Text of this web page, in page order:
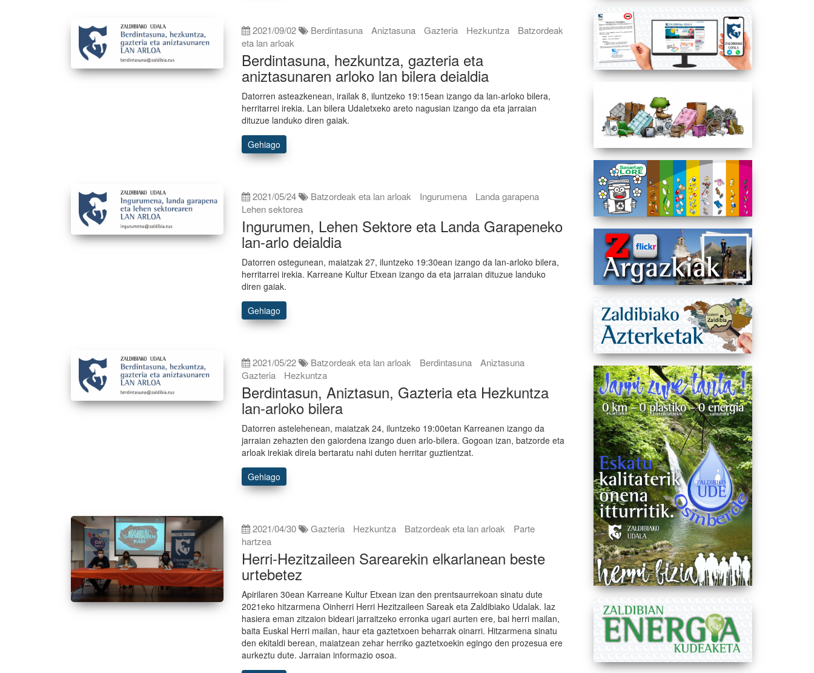
2021/09/02 Berdintasuna Aniztasuna Gazteria Hezkuntza
Batzordeak
eta lan arloak
Berdintasuna, hezkuntza, gazteria eta
aniztasunaren arloko lan bilera deialdia
Datorren asteazkenean, irailak 8, iluntzeko 19:15ean izango da lan-arloko bilera,
herritarrei irekia. Lan bilera Udaletxeko areto nagusian izango da eta jarraian
dituzue landuko diren gaiak.
Gehiago
2021/05/24 Batzordeak eta lan arloak Ingurumena
Landa garapena
Lehen sektorea
Ingurumen, Lehen Sektore eta Landa Garapeneko
lan-arlo deialdia
Datorren ostegunean, maiatzak 27, iluntzeko 19:30ean izango da lan-arloko bilera,
herritarrei irekia. Karreane Kultur Etxean izango da eta jarraian dituzue landuko
diren gaiak.
Gehiago
2021/05/22 Batzordeak eta lan arloak Berdintasuna
Aniztasuna
Gazteria
Hezkuntza
Berdintasun, Aniztasun, Gazteria eta Hezkuntza
lan-arloko bilera
Datorren astelehenean, maiatzak 24, iluntzeko 19:00etan Karreanen izango da
jarraian zehazten den gaiordena izango duen arlo-bilera. Gogoan izan, batzorde eta
arloak irekiak direla bertaratu nahi duten herritar guztientzat.
Gehiago
2021/04/30 Gazteria Hezkuntza Batzordeak eta lan arloak
Parte
hartzea
Herri-Hezitzaileen Sarearekin elkarlanean beste
urtebetez
Apirilaren 30ean Karreane Kultur Etxean izan den prentsaurrekoan sinatu dute
2021eko hitzarmena Oinherri Herri Hezitzaileen Sareak eta Zaldibiako Udalak. Iaz
hasiera eman zitzaion bideari jarraitzeko erronka ugari aurten ere, bai herri mailan,
baita Euskal Herri mailan, haur eta gaztetxoen beharrak oinarri. Hitzarmena sinatu
den ekitaldi berean, maiatzean zehar herriko gaztetxoekin egingo den prozesua ere
aurkeztu dute. Jarraian informazio osoa.